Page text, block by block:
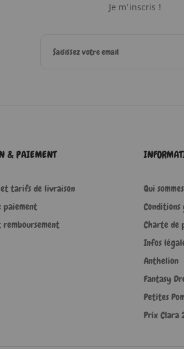
Je m'inscris !
& PAIEMENT
et tarifs de livraison
paiement
remboursement
Qui
Charte de
Infos
Anthelion
Fantasy
Petites
Prix Clara